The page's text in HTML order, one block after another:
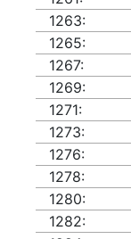
1263:
1265:
1267:
1269:
1271:
1273:
1276:
1278:
1280:
1282: